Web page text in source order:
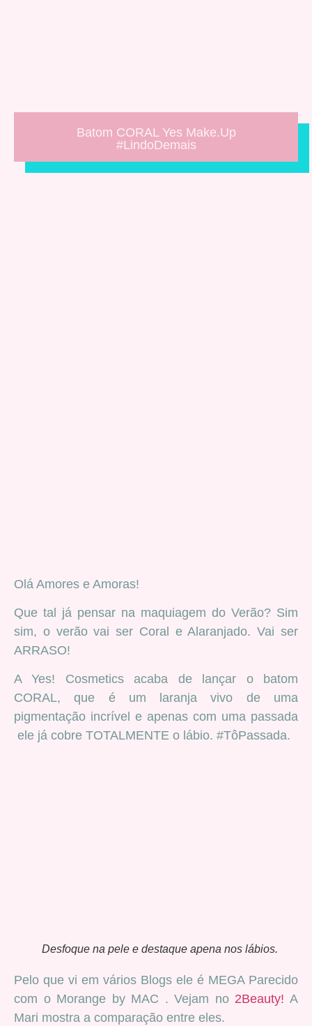
Batom CORAL Yes Make.Up
#LindoDemais
Olá Amores e Amoras!
Que tal já pensar na maquiagem do Verão? Sim
sim, o verão vai ser Coral e Alaranjado. Vai ser
ARRASO!
A Yes! Cosmetics acaba de lançar o batom
CORAL, que é um laranja vivo de uma
pigmentação incrível e apenas com uma passada
ele já cobre TOTALMENTE o lábio. #TôPassada.
Desfoque na pele e destaque apena nos lábios.
Pelo que vi em vários Blogs ele é MEGA Parecido
com o Morange by MAC . Vejam no2Beauty! A
Mari mostra a comparação entre eles.